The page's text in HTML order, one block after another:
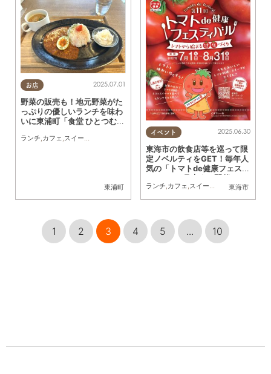
お店
東浦町
2025.07.01
野菜の販売も！地元野菜がた
っぷりの優しいランチを味わ
いに東浦町「食堂 ひとつむ
ランチ,カフェ,スイーツ まちネタ,行ってみたレポ
イベント
東海市
2025.06.30
東海市の飲食店等を巡って限
定ノベルティをGET！毎年人
気の「トマトde健康フェステ
ィバル」8月末まで開催
ランチ カフェ スイーツ まちネタ,家族
1 2 3 4 5 ... 10